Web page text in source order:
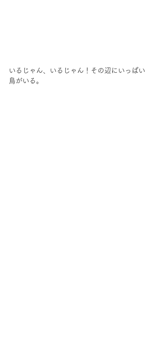
いるじゃん、いるじゃん！その辺にいっぱい
鳥がいる。